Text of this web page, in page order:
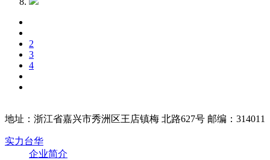
2
3
4
地址：浙江省嘉兴市秀洲区王店镇梅 北路627号 邮编：314011
实力台华
企业简介